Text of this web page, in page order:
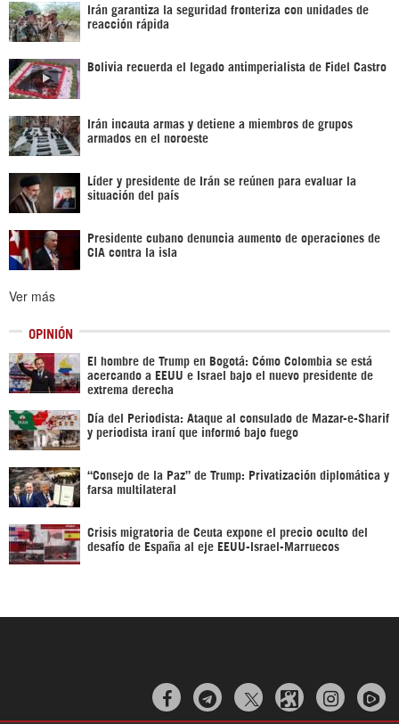
Irán garantiza la seguridad fronteriza con unidades de
reacción rápida
Bolivia recuerda el legado antimperialista de Fidel Castro
Irán incauta armas y detiene a miembros de grupos
armados en el noroeste
Líder y presidente de Irán se reúnen para evaluar la
situación del país
Presidente cubano denuncia aumento de operaciones de
CIA contra la isla
Ver más
OPINIÓN
El hombre de Trump en Bogotá: Cómo Colombia se está
acercando a EEUU e Israel bajo el nuevo presidente de
extrema derecha
Día del Periodista: Ataque al consulado de Mazar-e-Sharif
y periodista iraní que informó bajo fuego
“Consejo de la Paz” de Trump: Privatización diplomática y
farsa multilateral
Crisis migratoria de Ceuta expone el precio oculto del
desafío de España al eje EEUU-Israel-Marruecos
  